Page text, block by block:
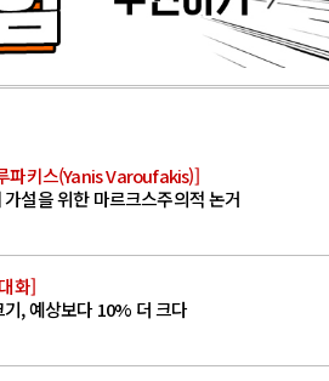
파키스(Yanis Varoufakis)]
설을 위한 마르크스주의적 논거
화]
, 예상보다 10% 더 크다